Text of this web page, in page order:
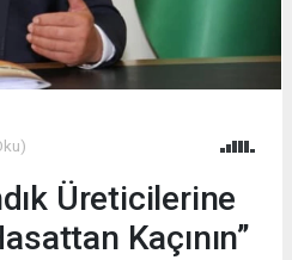
Üreticilerine
Kaçının”